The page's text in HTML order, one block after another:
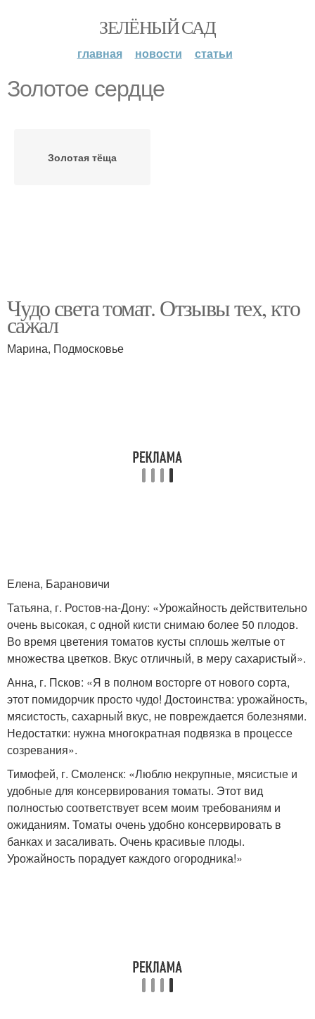
ЗЕЛЁНЫЙ САД
главная новости статьи
Золотое сердце
Золотая тёща
Чудо света томат. Отзывы тех, кто
сажал
Марина, Подмосковье
Елена, Барановичи
Татьяна, г. Ростов-на-Дону: «Урожайность действительно
очень высокая, с одной кисти снимаю более 50 плодов.
Во время цветения томатов кусты сплошь желтые от
множества цветков. Вкус отличный, в меру сахаристый».
Анна, г. Псков: «Я в полном восторге от нового сорта,
этот помидорчик просто чудо! Достоинства: урожайность,
мясистость, сахарный вкус, не повреждается болезнями.
Недостатки: нужна многократная подвязка в процессе
созревания».
Тимофей, г. Смоленск: «Люблю некрупные, мясистые и
удобные для консервирования томаты. Этот вид
полностью соответствует всем моим требованиям и
ожиданиям. Томаты очень удобно консервировать в
банках и засаливать. Очень красивые плоды.
Урожайность порадует каждого огородника!»